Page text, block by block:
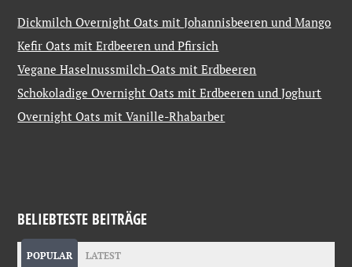
Dickmilch Overnight Oats mit Johannisbeeren und Mango
Kefir Oats mit Erdbeeren und Pfirsich
Vegane Haselnussmilch-Oats mit Erdbeeren
Schokoladige Overnight Oats mit Erdbeeren und Joghurt
Overnight Oats mit Vanille-Rhabarber
BELIEBTESTE BEITRÄGE
POPULAR LATEST